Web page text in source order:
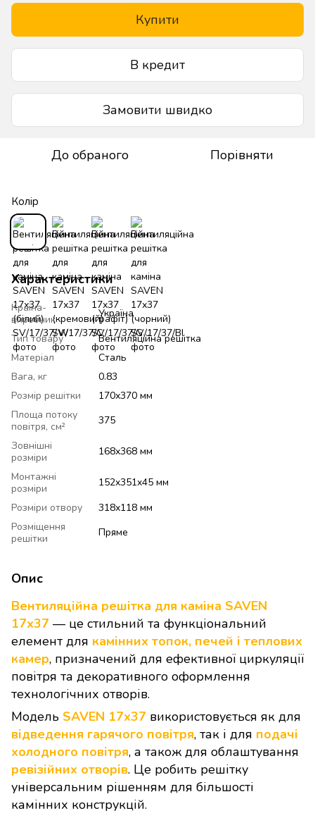
Купити
В кредит
Замовити швидко
До обраного Порівняти
Колір
Характеристики
Країна-
виробник
Україна
Тип товару
Вентиляційна решітка
Матеріал
Сталь
Вага, кг
0.83
Розмір решітки
170х370 мм
Площа потоку
повітря, см²
375
Зовнішні
розміри
168х368 мм
Монтажні
розміри
152x351x45 мм
Розміри отвору
318х118 мм
Розміщення
решітки
Пряме
Опис
Вентиляційна решітка для каміна SAVEN
17х37 — це стильний та функціональний
елемент для камінних топок, печей і теплових
камер, призначений для ефективної циркуляції
повітря та декоративного оформлення
технологічних отворів.
Модель SAVEN 17х37 використовується як для
відведення гарячого повітря, так і для подачі
холодного повітря, а також для облаштування
ревізійних отворів. Це робить решітку
універсальним рішенням для більшості
камінних конструкцій.